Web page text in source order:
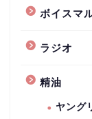
ボイスマ
ラジオ
精油
ヤング